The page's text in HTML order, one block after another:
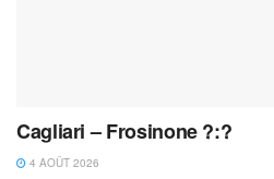
Cagliari – Frosinone ?:?
4 AOÛT 2026